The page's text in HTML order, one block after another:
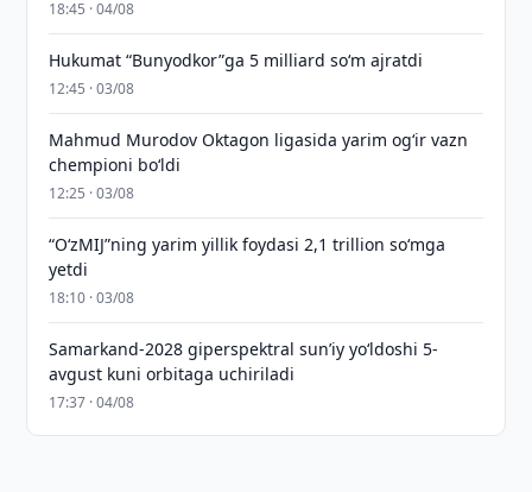
18:45 · 04/08
Hukumat “Bunyodkor”ga 5 milliard so‘m ajratdi
12:45 · 03/08
Mahmud Murodov Oktagon ligasida yarim og‘ir vazn
chempioni bo‘ldi
12:25 · 03/08
“O‘zMIJ”ning yarim yillik foydasi 2,1 trillion so‘mga
yetdi
18:10 · 03/08
Samarkand-2028 giperspektral sun’iy yo‘ldoshi 5-
avgust kuni orbitaga uchiriladi
17:37 · 04/08